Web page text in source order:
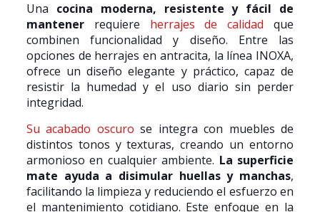
Una cocina moderna, resistente y fácil de
mantenerrequiere herrajes de calidad que
combinen funcionalidad y diseño. Entre las
opciones de herrajes en antracita, la línea INOXA,
ofrece un diseño elegante y práctico, capaz de
resistir la humedad y el uso diario sin perder
integridad.
Su acabado oscuro se integra con muebles de
distintos tonos y texturas, creando un entorno
armonioso en cualquier ambiente. La superficie
mate ayuda a disimular huellas y manchas,
facilitando la limpieza y reduciendo el esfuerzo en
el mantenimiento cotidiano. Este enfoque en la